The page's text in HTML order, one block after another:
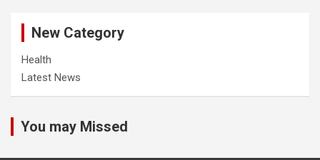
New Category
Health
Latest News
You may Missed